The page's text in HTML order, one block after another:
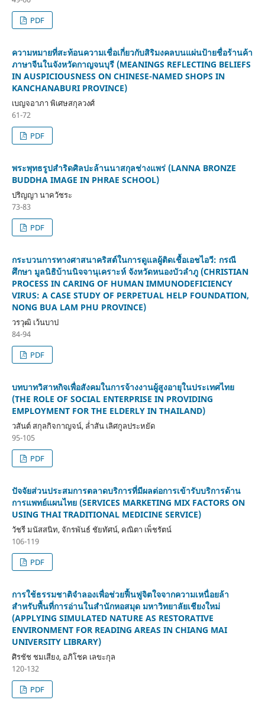
PDF
ความหมายที่สะท้อนความเชื่อเกี่ยวกับสิริมงคลบนแผ่นป้ายชื่อร้านค้า
ภาษาจีนในจังหวัดกาญจนบุรี (MEANINGS REFLECTING BELIEFS
IN AUSPICIOUSNESS ON CHINESE-NAMED SHOPS IN
KANCHANABURI PROVINCE)
เบญจอาภา พิเศษสกุลวงศ์
61-72
PDF
พระพุทธรูปสำริดศิลปะล้านนาสกุลช่างแพร่ (LANNA BRONZE
BUDDHA IMAGE IN PHRAE SCHOOL)
ปริญญา นาควัชระ
73-83
PDF
กระบวนการทางศาสนาคริสต์ในการดูแลผู้ติดเชื้อเอชไอวี: กรณี
ศึกษา มูลนิธิบ้านนิจจานุเคราะห์ จังหวัดหนองบัวลำภู (CHRISTIAN
PROCESS IN CARING OF HUMAN IMMUNODEFICIENCY
VIRUS: A CASE STUDY OF PERPETUAL HELP FOUNDATION,
NONG BUA LAM PHU PROVINCE)
วรวุฒิ เว้นบาป
84-94
PDF
บทบาทวิสาหกิจเพื่อสังคมในการจ้างงานผู้สูงอายุในประเทศไทย
(THE ROLE OF SOCIAL ENTERPRISE IN PROVIDING
EMPLOYMENT FOR THE ELDERLY IN THAILAND)
วสันต์ สกุลกิจกาญจน์, ล่ำสัน เลิศกูลประหยัด
95-105
PDF
ปัจจัยส่วนประสมการตลาดบริการที่มีผลต่อการเข้ารับบริการด้าน
การแพทย์แผนไทย (SERVICES MARKETING MIX FACTORS ON
USING THAI TRADITIONAL MEDICINE SERVICE)
วัชรี มนัสสนิท, จักรพันธ์ ชัยทัศน์, คณิตา เพ็ชรัตน์
106-119
PDF
การใช้ธรรมชาติจำลองเพื่อช่วยฟื้นฟูจิตใจจากความเหนื่อยล้า
สำหรับพื้นที่การอ่านในสำนักหอสมุด มหาวิทยาลัยเชียงใหม่
(APPLYING SIMULATED NATURE AS RESTORATIVE
ENVIRONMENT FOR READING AREAS IN CHIANG MAI
UNIVERSITY LIBRARY)
ศิรชัช ชมเสียง, อภิโชค เลขะกุล
120-132
PDF